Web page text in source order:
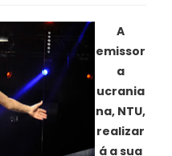
A
emissor
a
ucrania
na, NTU,
realizar
á a sua